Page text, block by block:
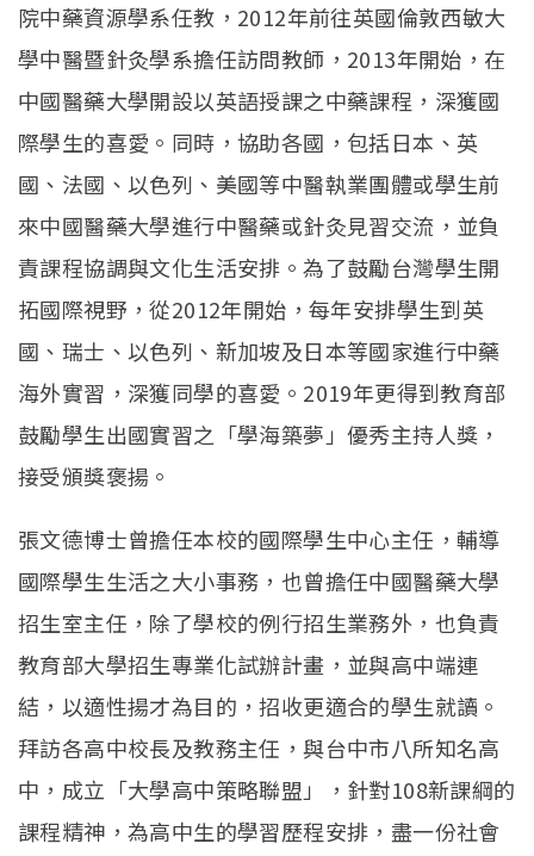
院中藥資源學系任教，2012年前往英國倫敦西敏大
學中醫暨針灸學系擔任訪問教師，2013年開始，在
中國醫藥大學開設以英語授課之中藥課程，深獲國
際學生的喜愛。同時，協助各國，包括日本、英
國、法國、以色列、美國等中醫執業團體或學生前
來中國醫藥大學進行中醫藥或針灸見習交流，並負
責課程協調與文化生活安排。為了鼓勵台灣學生開
拓國際視野，從2012年開始，每年安排學生到英
國、瑞士、以色列、新加坡及日本等國家進行中藥
海外實習，深獲同學的喜愛。2019年更得到教育部
鼓勵學生出國實習之「學海築夢」優秀主持人獎，
接受頒獎褒揚。
張文德博士曾擔任本校的國際學生中心主任，輔導
國際學生生活之大小事務，也曾擔任中國醫藥大學
招生室主任，除了學校的例行招生業務外，也負責
教育部大學招生專業化試辦計畫，並與高中端連
結，以適性揚才為目的，招收更適合的學生就讀。
拜訪各高中校長及教務主任，與台中市八所知名高
中，成立「大學高中策略聯盟」，針對108新課綱的
課程精神，為高中生的學習歷程安排，盡一份社會